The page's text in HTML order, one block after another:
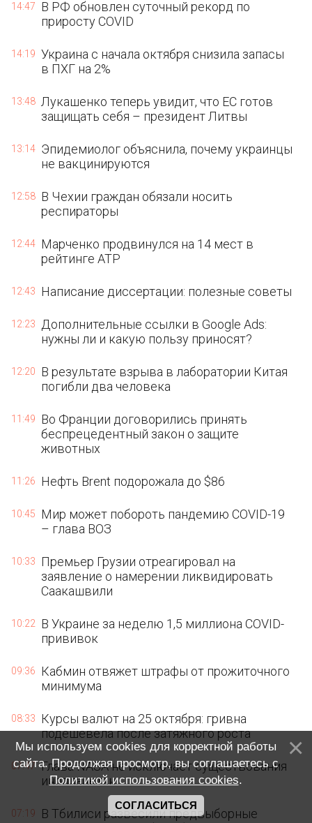
14:47
В РФ обновлен суточный рекорд по
приросту COVID
14:19 Украина с начала октября снизила запасы
в ПХГ на 2%
13:48 Лукашенко теперь увидит, что ЕС готов
защищать себя – президент Литвы
13:14 Эпидемиолог объяснила, почему украинцы
не вакцинируются
12:58 В Чехии граждан обязали носить
респираторы
12:44 Марченко продвинулся на 14 мест в
рейтинге ATP
12:43 Написание диссертации: полезные советы
12:23
Дополнительные ссылки в Google Ads:
нужны ли и какую пользу приносят?
12:20
В результате взрыва в лаборатории Китая
погибли два человека
11:49
Во Франции договорились принять
беспрецедентный закон о защите
животных
11:26 Нефть Brent подорожала до $86
10:45
Мир может побороть пандемию COVID-19
– глава ВОЗ
10:33
Премьер Грузии отреагировал на
заявление о намерении ликвидировать
Саакашвили
10:22
В Украине за неделю 1,5 миллиона COVID-
прививок
09:36
Кабмин отвяжет штрафы от прожиточного
минимума
08:33
Курсы валют на 25 октября: гривна
подешевела после затяжного роста
07:47 Глава NASA не исключает существования
инопланетян
07:19
В Тбилиси развесили предвыборные
Мы используем cookies для корректной работы
сайта. Продолжая просмотр, вы соглашаетесь с
Политикой использования cookies.
СОГЛАСИТЬСЯ